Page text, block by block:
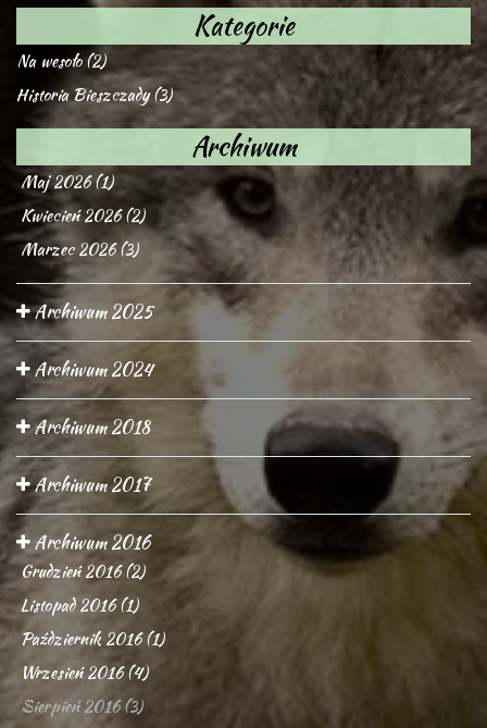
Kategorie
Na wesoło (2)
Historia Bieszczady (3)
Archiwum
Maj 2026 (1)
Kwiecień 2026 (2)
Marzec 2026 (3)
Archiwum 2025
Archiwum 2024
Archiwum 2018
Archiwum 2017
Archiwum 2016
Grudzień 2016 (2)
Listopad 2016 (1)
Październik 2016 (1)
Wrzesień 2016 (4)
Sierpień 2016 (3)